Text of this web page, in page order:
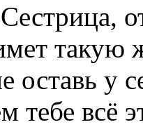
такую
оставь у
тебе всё